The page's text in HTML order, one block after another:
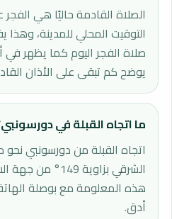
التوقيت المحلي للمدينة،
صلاة الفجر اليوم كما يظهر
يوضح كم تبقى على الأذان
ما اتجاه القبلة في
اتجاه القبلة من دورسونبي
الشرقي بزاوية
هذه المعلومة مع بوصلة
أدق.